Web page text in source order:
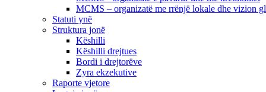
MCMS – organizatë me rrënjë lokale dhe vizion
Statuti ynë
Struktura jonë
Këshilli
Këshilli drejtues
Bordi i drejtorëve
Zyra ekzekutive
Raporte vjetore